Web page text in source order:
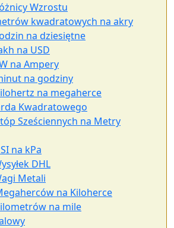
Wzrostu
kwadratowych na akry
na dziesiętne
na USD
na Ampery
na godziny
na megaherce
Kwadratowego
Sześciennych na Metry
na kPa
DHL
Metali
na Kiloherce
na mile